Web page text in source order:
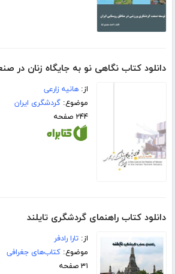
دانلود کتاب نگاهی نو به جایگاه زنان در
از:هانیه زارعی
موضوع:گردشگری ایران
۲۴۴ صفحه
دانلود کتاب راهنمای گردشگری تایلند
از:تارا رادفر
موضوع:کتاب‌های جغرافی
۳۱ صفحه